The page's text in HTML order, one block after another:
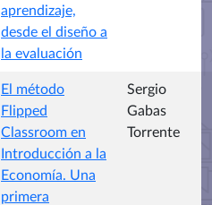
aprendizaje,
desde el diseño a
la evaluación
El método
Flipped
Classroom en
Introducción a la
Economía. Una
primera
Sergio
Gabas
Torrente